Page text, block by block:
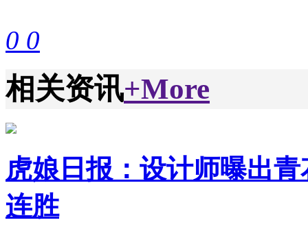
0 0
相关资讯+More
虎娘日报：设计师曝出
连胜